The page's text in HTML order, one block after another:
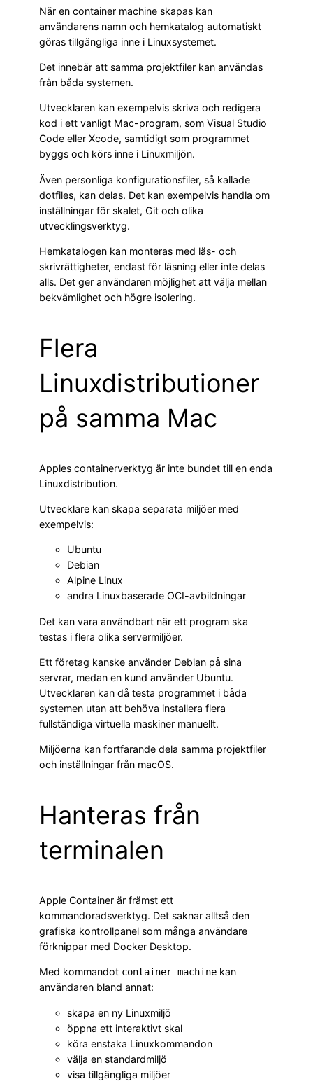
När en container machine skapas kan
användarens namn och hemkatalog automatiskt
göras tillgängliga inne i Linuxsystemet.
Det innebär att samma projektfiler kan användas
från båda systemen.
Utvecklaren kan exempelvis skriva och redigera
kod i ett vanligt Mac-program, som Visual Studio
Code eller Xcode, samtidigt som programmet
byggs och körs inne i Linuxmiljön.
Även personliga konfigurationsfiler, så kallade
dotfiles, kan delas. Det kan exempelvis handla om
inställningar för skalet, Git och olika
utvecklingsverktyg.
Hemkatalogen kan monteras med läs- och
skrivrättigheter, endast för läsning eller inte delas
alls. Det ger användaren möjlighet att välja mellan
bekvämlighet och högre isolering.
Flera
Linuxdistributioner
på samma Mac
Apples containerverktyg är inte bundet till en enda
Linuxdistribution.
Utvecklare kan skapa separata miljöer med
exempelvis:
Ubuntu
Debian
Alpine Linux
andra Linuxbaserade OCI-avbildningar
Det kan vara användbart när ett program ska
testas i flera olika servermiljöer.
Ett företag kanske använder Debian på sina
servrar, medan en kund använder Ubuntu.
Utvecklaren kan då testa programmet i båda
systemen utan att behöva installera flera
fullständiga virtuella maskiner manuellt.
Miljöerna kan fortfarande dela samma projektfiler
och inställningar från macOS.
Hanteras från
terminalen
Apple Container är främst ett
kommandoradsverktyg. Det saknar alltså den
grafiska kontrollpanel som många användare
förknippar med Docker Desktop.
Med kommandot container machine kan
användaren bland annat:
skapa en ny Linuxmiljö
öppna ett interaktivt skal
köra enstaka Linuxkommandon
välja en standardmiljö
visa tillgängliga miljöer